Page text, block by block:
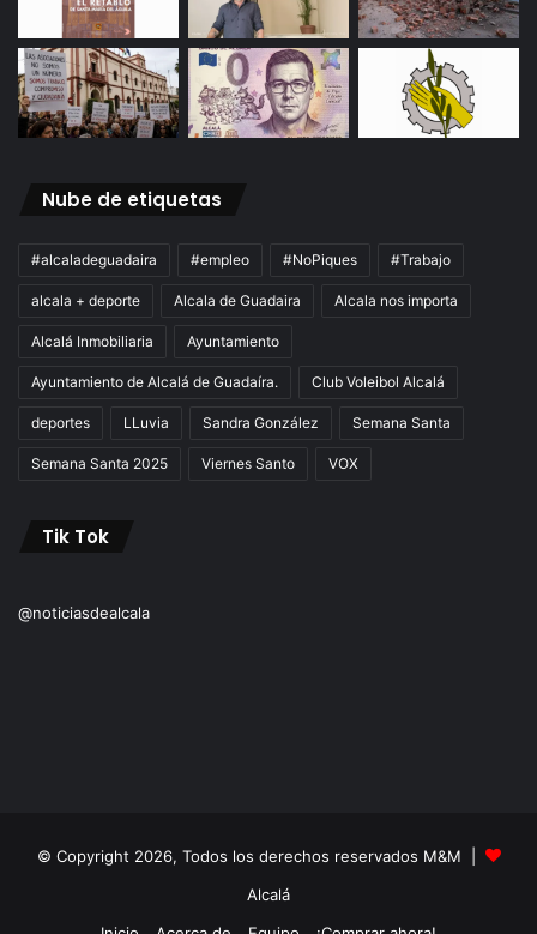
Nube de etiquetas
#alcaladeguadaira #empleo #NoPiques #Trabajo
alcala + deporte Alcala de Guadaira Alcala nos importa
Alcalá Inmobiliaria Ayuntamiento
Ayuntamiento de Alcalá de Guadaíra. Club Voleibol Alcalá
deportes LLuvia Sandra González Semana Santa
Semana Santa 2025 Viernes Santo VOX
Tik Tok
@noticiasdealcala
© Copyright 2026, Todos los derechos reservados M&M |
Alcalá